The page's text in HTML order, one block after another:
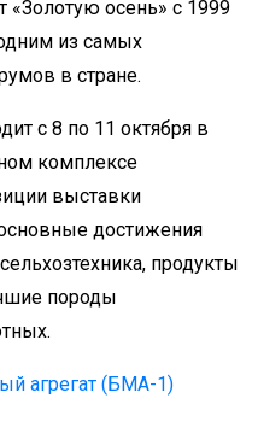
«Золотую осень» с 1999
из самых
в стране.
с 8 по 11 октября в
комплексе
выставки
достижения
продукты
породы
агрегат (БМА-1)